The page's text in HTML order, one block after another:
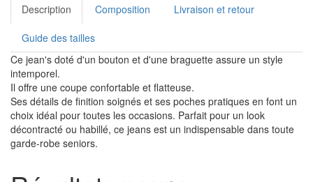
Description Composition Livraison et retour
Guide des tailles
Ce jean's doté d'un bouton et d'une braguette assure un style
intemporel.
Il offre une coupe confortable et flatteuse.
Ses détails de finition soignés et ses poches pratiques en font un
choix idéal pour toutes les occasions. Parfait pour un look
décontracté ou habillé, ce jeans est un indispensable dans toute
garde-robe seniors.